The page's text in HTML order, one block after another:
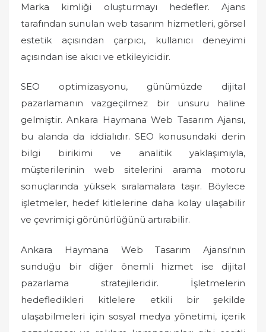
Marka kimliği oluşturmayı hedefler. Ajans
tarafından sunulan web tasarım hizmetleri, görsel
estetik açısından çarpıcı, kullanıcı deneyimi
açısından ise akıcı ve etkileyicidir.
SEO optimizasyonu, günümüzde dijital
pazarlamanın vazgeçilmez bir unsuru haline
gelmiştir. Ankara Haymana Web Tasarım Ajansı,
bu alanda da iddialıdır. SEO konusundaki derin
bilgi birikimi ve analitik yaklaşımıyla,
müşterilerinin web sitelerini arama motoru
sonuçlarında yüksek sıralamalara taşır. Böylece
işletmeler, hedef kitlelerine daha kolay ulaşabilir
ve çevrimiçi görünürlüğünü artırabilir.
Ankara Haymana Web Tasarım Ajansı'nın
sunduğu bir diğer önemli hizmet ise dijital
pazarlama stratejileridir. İşletmelerin
hedefledikleri kitlelere etkili bir şekilde
ulaşabilmeleri için sosyal medya yönetimi, içerik